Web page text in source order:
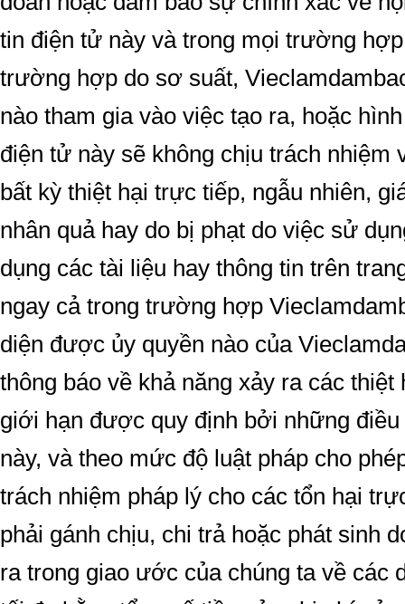
tin điện tử này và trong mọi trường
trường hợp do sơ suất,
nào tham gia vào việc tạo ra, hoặc
điện tử này sẽ không chịu trách nhiệm
bất kỳ thiệt hại trực tiếp, ngẫu nhiên,
nhân quả hay do bị phạt do việc sử
dụng các tài liệu hay thông tin trên
ngay cả trong trường hợp
diện được ủy quyền nào của
thông báo về khả năng xảy ra các thiệt
giới hạn được quy định bởi những điều
này, và theo mức độ luật pháp cho
trách nhiệm pháp lý cho các tổn hại
phải gánh chịu, chi trả hoặc phát sinh
ra trong giao ước của chúng ta về các